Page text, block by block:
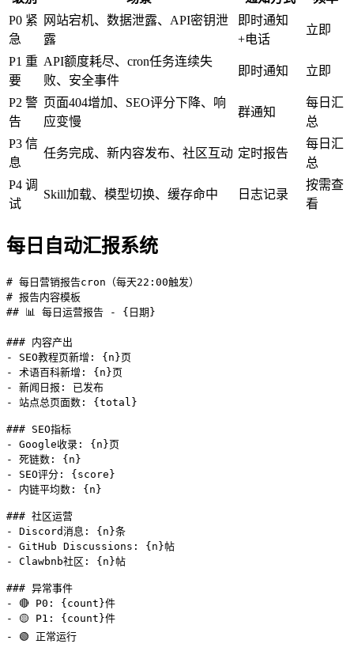
P0 紧
急
网站宕机、数据泄露、API密钥泄
露
即时通知
+电话
立即
P1 重
要
API额度耗尽、cron任务连续失
败、安全事件
即时通知 立即
P2 警
告
页面404增加、SEO评分下降、响
应变慢
群通知
每日汇
总
P3 信
息
任务完成、新内容发布、社区互动 定时报告
每日汇
总
P4 调
试
Skill加载、模型切换、缓存命中 日志记录
按需查
看
每日自动汇报系统
# 每日营销报告cron（每天22:00触发）
# 报告内容模板
## 📊 每日运营报告 - {日期}
### 内容产出
- SEO教程页新增: {n}页
- 术语百科新增: {n}页
- 新闻日报: 已发布
- 站点总页面数: {total}
### SEO指标
- Google收录: {n}页
- 死链数: {n}
- SEO评分: {score}
- 内链平均数: {n}
### 社区运营
- Discord消息: {n}条
- GitHub Discussions: {n}帖
- Clawbnb社区: {n}帖
### 异常事件
- 🔴 P0: {count}件
- 🟡 P1: {count}件
- 🟢 正常运行